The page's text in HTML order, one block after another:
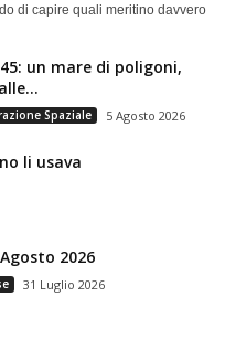
di capire quali meritino davvero
un mare di poligoni,
Spaziale 5 Agosto 2026
li usava
2026
31 Luglio 2026